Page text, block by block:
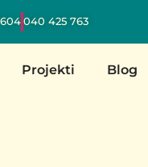
040 425 763
Projekti Blog